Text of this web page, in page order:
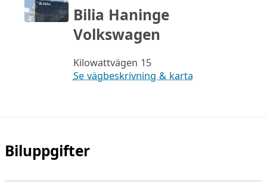
Bilia Haninge
Volkswagen
Kilowattvägen 15
Se vägbeskrivning & karta
Biluppgifter